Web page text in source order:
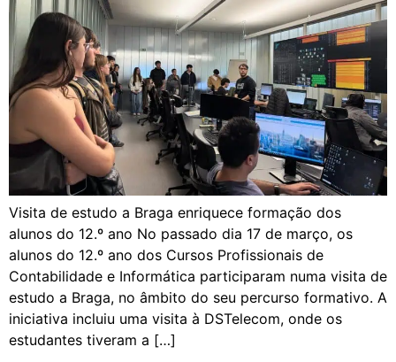
Visita de estudo a Braga enriquece formação dos
alunos do 12.º ano No passado dia 17 de março, os
alunos do 12.º ano dos Cursos Profissionais de
Contabilidade e Informática participaram numa visita de
estudo a Braga, no âmbito do seu percurso formativo. A
iniciativa incluiu uma visita à DSTelecom, onde os
estudantes tiveram a […]